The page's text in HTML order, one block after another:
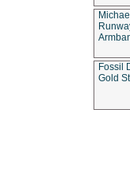
Fossil
Gold